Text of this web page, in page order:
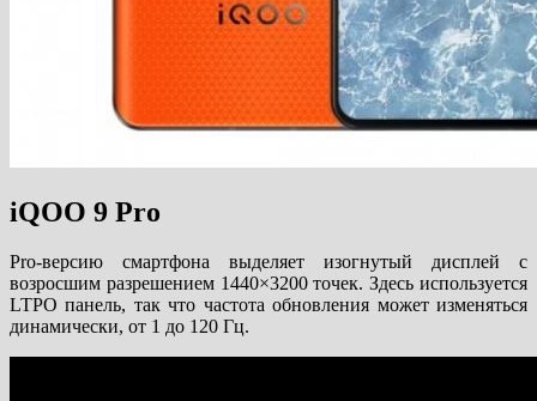
iQOO 9 Pro
Pro-версию смартфона выделяет изогнутый дисплей с
возросшим разрешением 1440×3200 точек. Здесь используется
LTPO панель, так что частота обновления может изменяться
динамически, от 1 до 120 Гц.